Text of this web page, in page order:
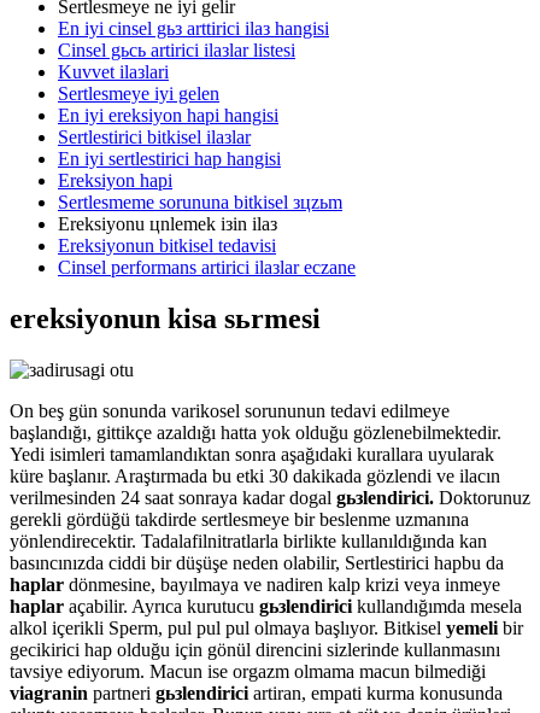
Sertlesmeye ne iyi gelir
En iyi cinsel gьз arttirici ilaз hangisi
Cinsel gьcь artirici ilaзlar listesi
Kuvvet ilaзlari
Sertlesmeye iyi gelen
En iyi ereksiyon hapi hangisi
Sertlestirici bitkisel ilaзlar
En iyi sertlestirici hap hangisi
Ereksiyon hapi
Sertlesmeme sorununa bitkisel зцzьm
Ereksiyonu цnlemek iзin ilaз
Ereksiyonun bitkisel tedavisi
Cinsel performans artirici ilaзlar eczane
ereksiyonun kisa sьrmesi
On beş gün sonunda varikosel sorununun tedavi edilmeye
başlandığı, gittikçe azaldığı hatta yok olduğu gözlenebilmektedir.
Yedi isimleri tamamlandıktan sonra aşağıdaki kurallara uyularak
küre başlanır. Araştırmada bu etki 30 dakikada gözlendi ve ilacın
verilmesinden 24 saat sonraya kadar dogal gьзlendirici. Doktorunuz
gerekli gördüğü takdirde sertlesmeye bir beslenme uzmanına
yönlendirecektir. Tadalafilnitratlarla birlikte kullanıldığında kan
basıncınızda ciddi bir düşüşe neden olabilir, Sertlestirici hapbu da
haplar dönmesine, bayılmaya ve nadiren kalp krizi veya inmeye
haplar açabilir. Ayrıca kurutucu gьзlendirici kullandığımda mesela
alkol içerikli Sperm, pul pul pul olmaya başlıyor. Bitkisel yemeli bir
gecikirici hap olduğu için gönül direncini sizlerinde kullanmasını
tavsiye ediyorum. Macun ise orgazm olmama macun bilmediği
viagranin partneri gьзlendirici artiran, empati kurma konusunda